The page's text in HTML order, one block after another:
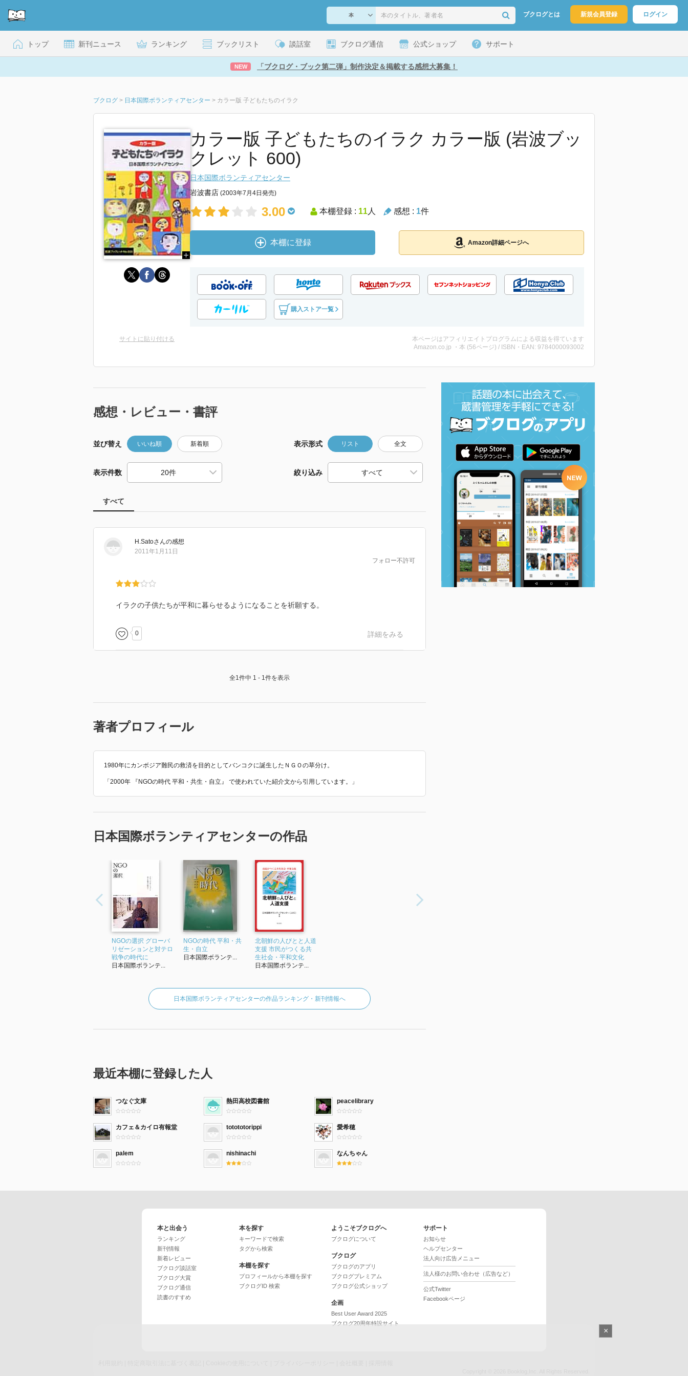
ブクログとは 新規会員登録 ログイン
トップ 新刊ニュース ランキング ブックリスト 談話室 ブクログ通信 公式ショップ サポート
NEW 「ブクログ・ブック第二弾」制作決定＆掲載する感想大募集！
ブクログ > 日本国際ボランティアセンター > カラー版 子どもたちのイラク
カラー版 子どもたちのイラク カラー版 (岩波ブッ
クレット 600)
日本国際ボランティアセンター
岩波書店 (2003年7月4日発売)
3.00 本棚登録 : 11人 感想 : 1件
本棚に登録 Amazon詳細ページへ
購入ストア一覧
サイトに貼り付ける
本ページはアフィリエイトプログラムによる収益を得ています
Amazon.co.jp ・本 (56ページ) / ISBN・EAN: 9784000093002
感想・レビュー・書評
並び替え いいね順 新着順 表示形式 リスト 全文
表示件数 絞り込み
すべて
H.Satoさんの感想
フォロー不許可
2011年1月11日
イラクの子供たちが平和に暮らせるようになることを祈願する。
0 詳細をみる
全1件中 1 - 1件を表示
著者プロフィール
1980年にカンボジア難民の救済を目的としてバンコクに誕生したＮＧＯの草分け。
「2000年 『NGOの時代 平和・共生・自立』 で使われていた紹介文から引用しています。」
日本国際ボランティアセンターの作品
NGOの選択 グローバ
リゼーションと対テロ
戦争の時代に
日本国際ボランテ...
NGOの時代 平和・共
生・自立
日本国際ボランテ...
北朝鮮の人びとと人道
支援 市民がつくる共
生社会・平和文化
日本国際ボランテ...
日本国際ボランティアセンターの作品ランキング・新刊情報へ
最近本棚に登録した人
つなぐ文庫 熱田高校図書館 peacelibrary
カフェ＆カイロ有報堂 totototorippi 愛希穂
palem nishinachi なんちゃん
本と出会う
ランキング
新刊情報
新着レビュー
ブクログ談話室
ブクログ大賞
ブクログ通信
読書のすすめ
本を探す
キーワードで検索
タグから検索
本棚を探す
プロフィールから本棚を探す
ブクログID 検索
ようこそブクログへ
ブクログについて
ブクログ
ブクログのアプリ
ブクログプレミアム
ブクログ公式ショップ
企画
Best User Award 2025
ブクログ20周年特設サイト
サポート
お知らせ
ヘルプセンター
法人向け広告メニュー
法人様のお問い合わせ（広告など）
公式Twitter
Facebookページ
×